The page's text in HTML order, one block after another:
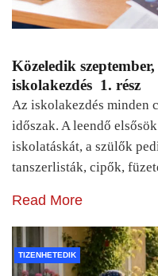
Közeledik
iskolakezdés 1. rész
Az iskolakezdés minden
időszak. A leendő
iskolatáskát, a szülők
tanszerlisták, cipők,
Read More
TIZENHETEDIK